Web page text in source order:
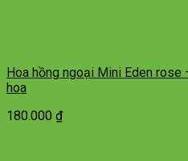
Hoa hồng ngoại Mini Eden
hoa
180.000 ₫